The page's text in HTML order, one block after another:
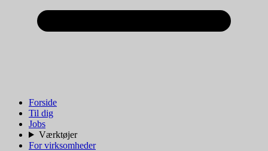
Forside
Til dig
Jobs
Værktøjer
For virksomheder